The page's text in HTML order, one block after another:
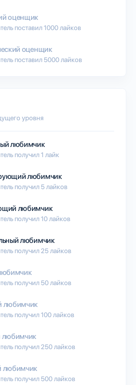
оценщик
поставил 1000 лайков
оценщик
поставил 5000 лайков
уровня
любимчик
получил 1 лайк
любимчик
получил 5 лайков
любимчик
получил 10 лайков
любимчик
получил 25 лайков
получил 50 лайков
любимчик
получил 100 лайков
любимчик
получил 250 лайков
любимчик
получил 500 лайков